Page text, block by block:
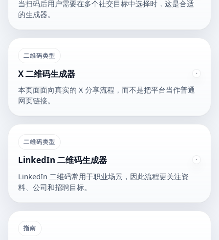
当扫码后用户需要在多个社交目标中选择时，这是合适
的生成器。
二维码类型
X 二维码生成器
本页面面向真实的 X 分享流程，而不是把平台当作普通
网页链接。
二维码类型
LinkedIn 二维码生成器
LinkedIn 二维码常用于职业场景，因此流程更关注资
料、公司和招聘目标。
指南